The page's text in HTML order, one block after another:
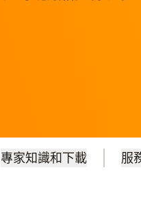
專家知識和下載 服